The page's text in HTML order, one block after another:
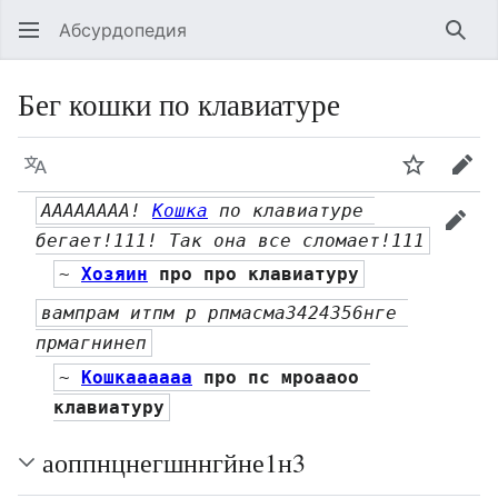
Абсурдопедия
Бег кошки по клавиатуре
Язык
АААААААА! Кошка по клавиатуре
бегает!111! Так она все сломает!111
~ Хозяин про про клавиатуру
вампрам итпм р рпмасма3424356нге
прмагнинеп
~ Кошкаааааа про пс мроааоо
клавиатуру
аоппнцнегшннгйне1н3